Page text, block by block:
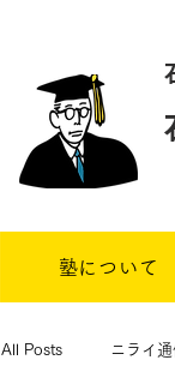
塾について
All Posts ニライ